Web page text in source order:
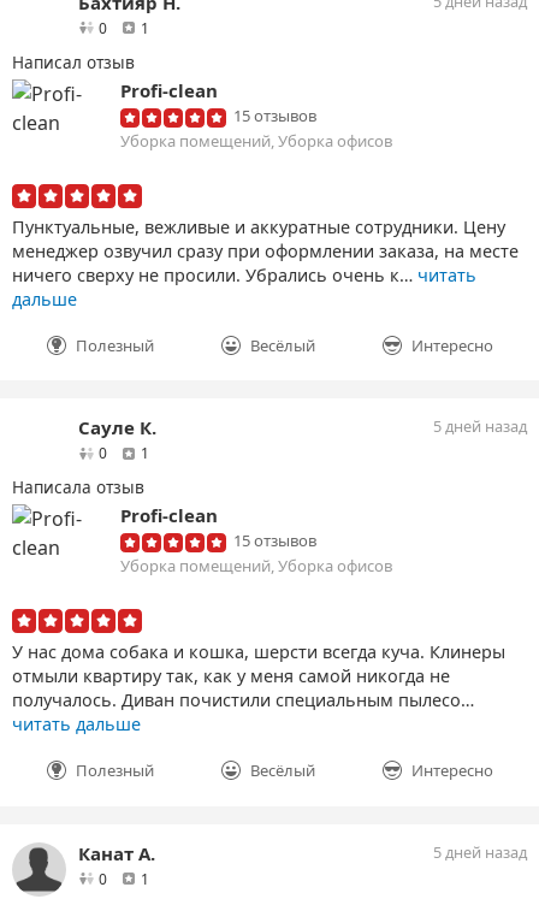
0друзей1
Написал отзыв
Profi-clean
15 отзывов
Уборка помещений, Уборка офисов
Пунктуальные, вежливые и аккуратные сотрудники. Цену
менеджер озвучил сразу при оформлении заказа, на месте
ничего сверху не просили. Убрались очень к… читать
дальше
Полезный Весёлый Интересно
Сауле К.
0друзей1
5 дней назад
Написала отзыв
Profi-clean
15 отзывов
Уборка помещений, Уборка офисов
У нас дома собака и кошка, шерсти всегда куча. Клинеры
отмыли квартиру так, как у меня самой никогда не
получалось. Диван почистили специальным пылесо…
читать дальше
Полезный Весёлый Интересно
Канат А.
0друзей1
5 дней назад